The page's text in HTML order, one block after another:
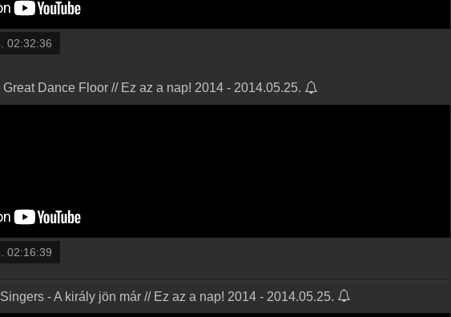
02:32:36
Dance Floor // Ez az a nap! 2014 - 2014.05.25.
02:16:39
- A király jön már // Ez az a nap! 2014 - 2014.05.25.